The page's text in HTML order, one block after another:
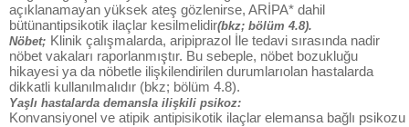
açıklanamayan yüksek ateş gözlenirse, ARİPA* dahil
bütünantipsikotik ilaçlar kesilmelidir(bkz; bölüm 4.8).
Nöbet; Klinik çalışmalarda, aripiprazol İle tedavi sırasında nadir
nöbet vakaları raporlanmıştır. Bu sebeple, nöbet bozukluğu
hikayesi ya da nöbetle ilişkilendirilen durumlarıolan hastalarda
dikkatli kullanılmalıdır (bkz; bölüm 4.8).
Yaşlı hastalarda demansla ilişkili psikoz:
Konvansiyonel ve atipik antipisikotik ilaçlar elemansa bağlı psikozu